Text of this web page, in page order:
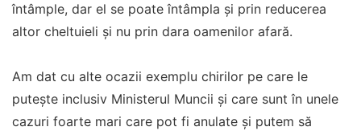
întâmple, dar el se poate întâmpla și prin reducerea
altor cheltuieli și nu prin dara oamenilor afară.
Am dat cu alte ocazii exemplu chirilor pe care le
putește inclusiv Ministerul Muncii și care sunt în unele
cazuri foarte mari care pot fi anulate și putem să